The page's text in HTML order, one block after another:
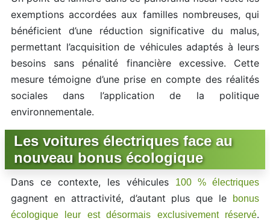
exemptions accordées aux familles nombreuses, qui
bénéficient d’une réduction significative du malus,
permettant l’acquisition de véhicules adaptés à leurs
besoins sans pénalité financière excessive. Cette
mesure témoigne d’une prise en compte des réalités
sociales dans l’application de la politique
environnementale.
Les voitures électriques face au
nouveau bonus écologique
Dans ce contexte, les véhicules 100 % électriques
gagnent en attractivité, d’autant plus que le
bonus
écologique leur est désormais exclusivement réservé.